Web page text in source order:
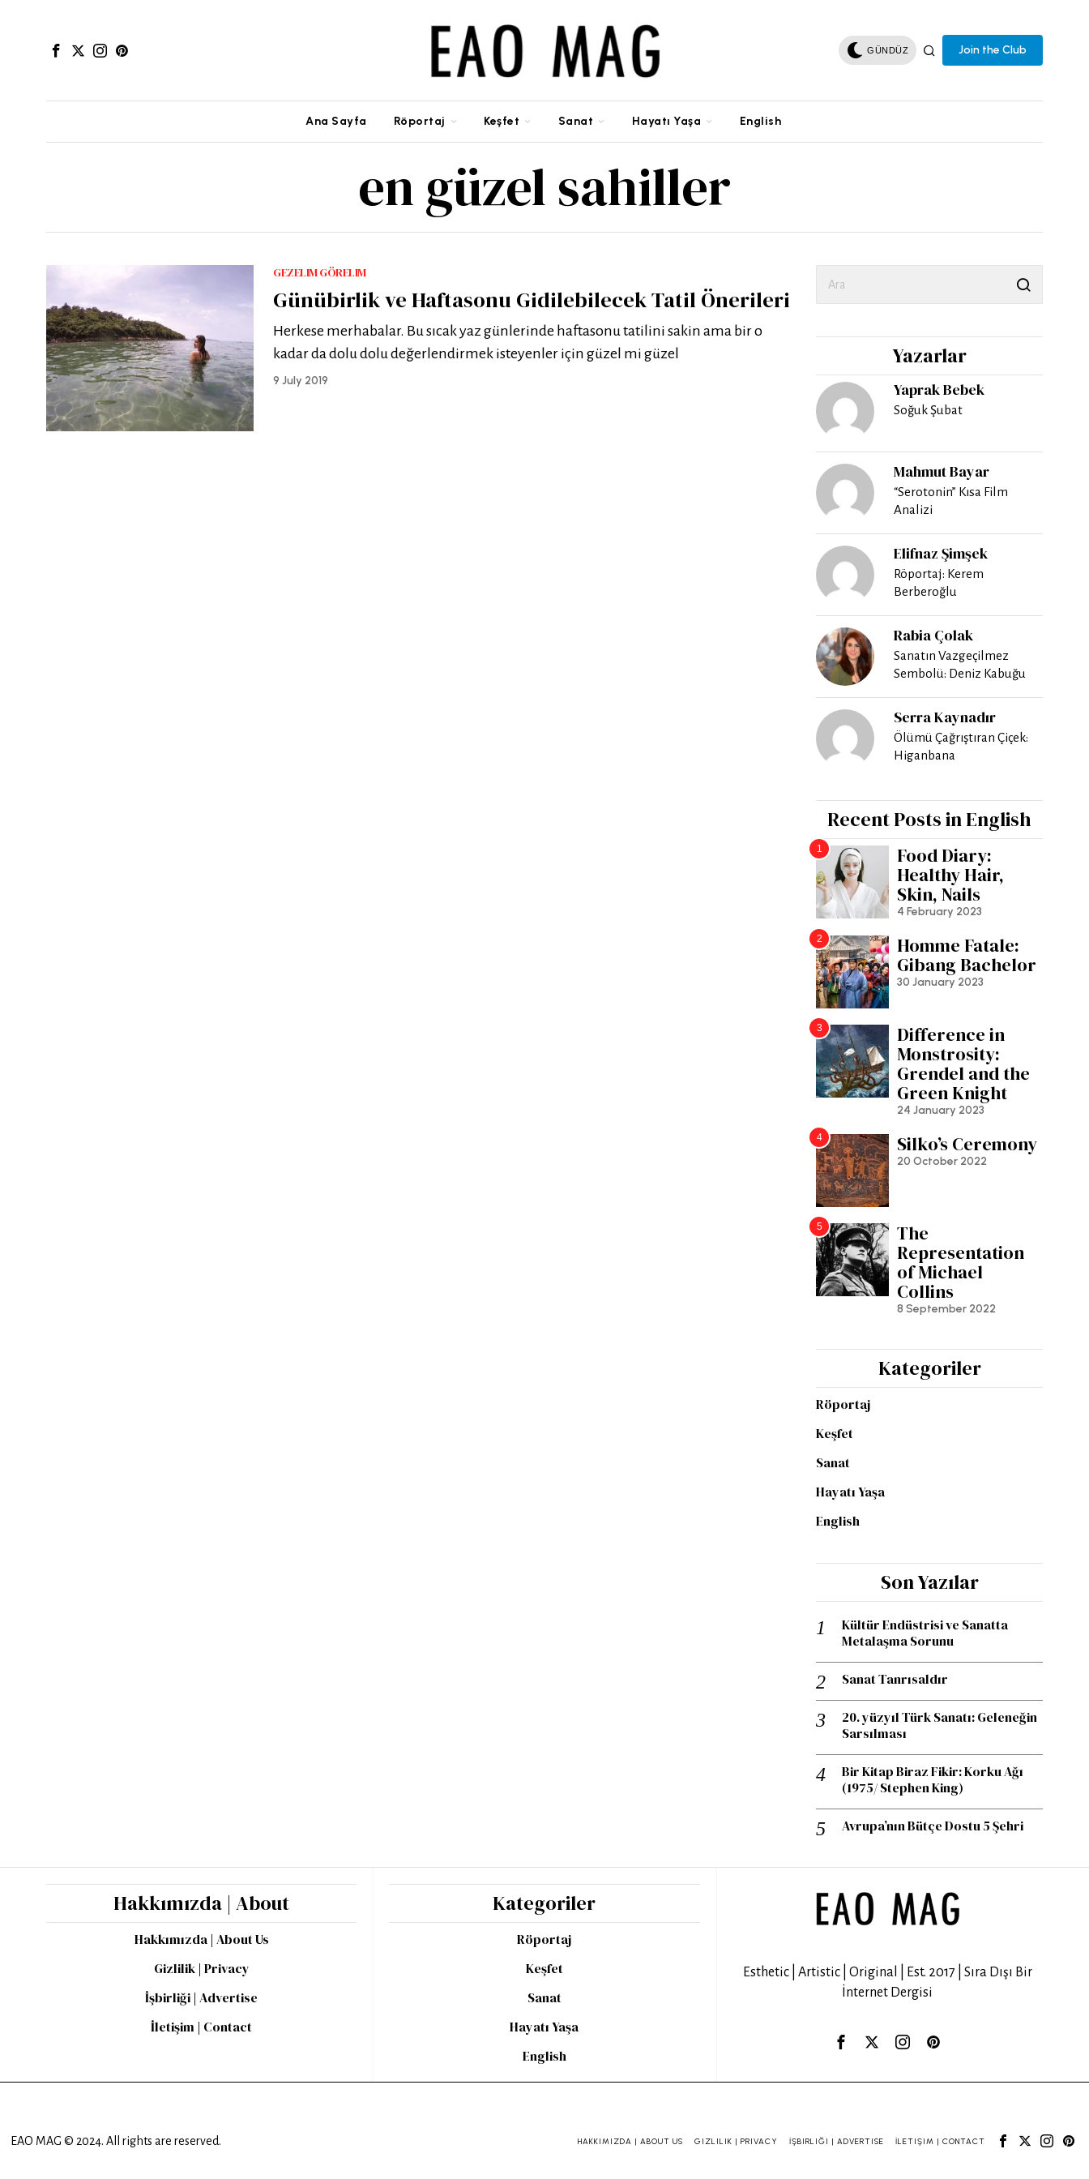
GÜNDÜZ Join the Club
Ana Sayfa Röportaj Keşfet Sanat Hayatı Yaşa English
en güzel sahiller
GEZELIM GÖRELIM
Günübirlik ve Haftasonu Gidilebilecek Tatil Önerileri
Herkese merhabalar. Bu sıcak yaz günlerinde haftasonu tatilini sakin ama bir o
kadar da dolu dolu değerlendirmek isteyenler için güzel mi güzel
9 July 2019
Yazarlar
Yaprak Bebek
Soğuk Şubat
Mahmut Bayar
“Serotonin” Kısa Film
Analizi
Elifnaz Şimşek
Röportaj: Kerem
Berberoğlu
Rabia Çolak
Sanatın Vazgeçilmez
Sembolü: Deniz Kabuğu
Serra Kaynadır
Ölümü Çağrıştıran Çiçek:
Higanbana
Recent Posts in English
1
Food Diary:
Healthy Hair,
Skin, Nails
4 February 2023
2
Homme Fatale:
Gibang Bachelor
30 January 2023
3
Difference in
Monstrosity:
Grendel and the
Green Knight
24 January 2023
4 Silko’s Ceremony
20 October 2022
5
The
Representation
of Michael
Collins
8 September 2022
Kategoriler
Röportaj
Keşfet
Sanat
Hayatı Yaşa
English
Son Yazılar
Kültür Endüstrisi ve Sanatta
Metalaşma Sorunu
Sanat Tanrısaldır
20. yüzyıl Türk Sanatı: Geleneğin
Sarsılması
Bir Kitap Biraz Fikir: Korku Ağı
(1975/ Stephen King)
Avrupa’nın Bütçe Dostu 5 Şehri
Hakkımızda | About
Hakkımızda | About Us
Gizlilik | Privacy
İşbirliği | Advertise
İletişim | Contact
Kategoriler
Röportaj
Keşfet
Sanat
Hayatı Yaşa
English
Esthetic | Artistic | Original | Est. 2017 | Sıra Dışı Bir
İnternet Dergisi
EAO MAG © 2024. All rights are reserved. HAKKIMIZDA | ABOUT US GIZLILIK | PRIVACY İŞBIRLIĞI | ADVERTISE İLETIŞIM | CONTACT